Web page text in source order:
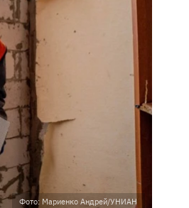
Фото: Мариенко Андрей/УНИАН​